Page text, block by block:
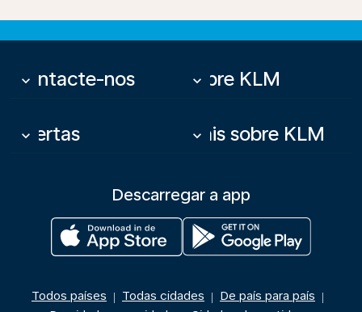
Contacte-nos
keyboard_arrow_down Sobre KLM
keyboard_arrow_down
Ofertas
keyboard_arrow_down Mais sobre KLM
keyboard_arrow_down
Descarregar a app
Todos países | Todas cidades | De país para país |